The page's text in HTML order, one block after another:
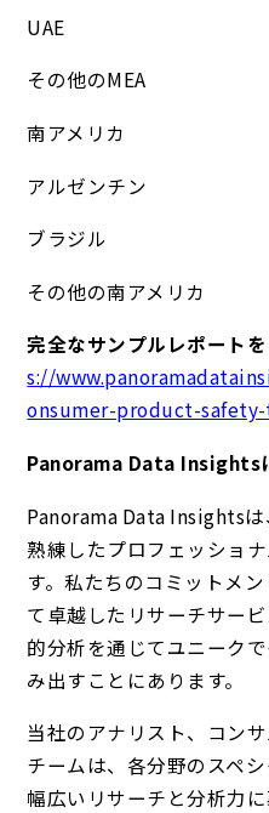
UAE
その他のMEA
南アメリカ
アルゼンチン
ブラジル
その他の南アメリカ
完全なサンプルレポート
s://
onsumer-product-
Panorama Data Insights
Panorama Data Insights
熟練したプロフェッショ
す。私たちのコミットメ
て卓越したリサーチサー
的分析を通じてユニーク
み出すことにあります。
当社のアナリスト、コン
チームは、各分野のスペシ
幅広いリサーチと分析力